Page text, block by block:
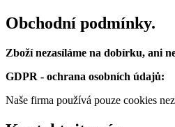
Obchodní podmínky.
Zboží nezasíláme na dobírku, ani
GDPR - ochrana osobních údajů:
Naše firma používá pouze cookies